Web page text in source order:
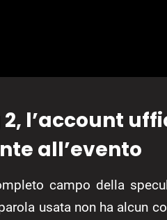
l’account
all’evento
campo della
usata non ha alcun